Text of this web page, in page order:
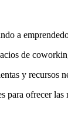
a
de
y recursos
ofrecer las